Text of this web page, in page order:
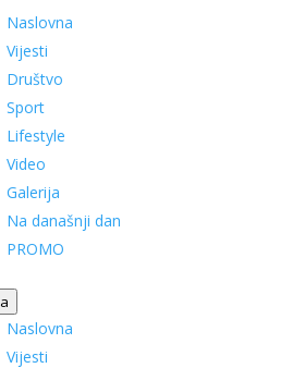
Naslovna
Vijesti
Društvo
Sport
Lifestyle
Video
Galerija
Na današnji dan
PROMO
a
Naslovna
Vijesti